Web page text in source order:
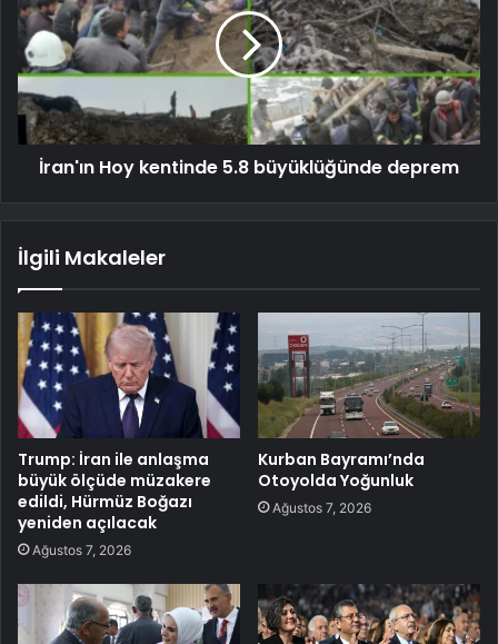
İran'ın Hoy kentinde 5.8 büyüklüğünde deprem
İlgili Makaleler
Trump: İran ile anlaşma
büyük ölçüde müzakere
edildi, Hürmüz Boğazı
yeniden açılacak
Ağustos 7, 2026
Kurban Bayramı’nda
Otoyolda Yoğunluk
Ağustos 7, 2026